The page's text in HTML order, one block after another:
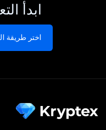
ابدأ
اختر طريقة